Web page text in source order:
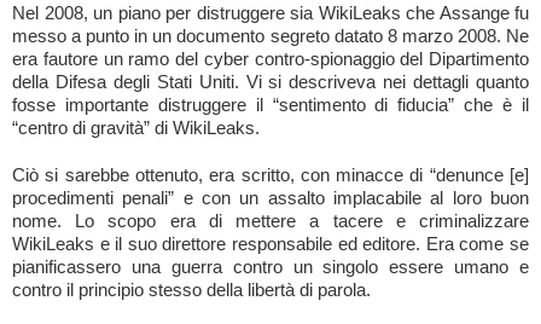
Nel 2008, un piano per distruggere sia WikiLeaks che Assange fu
messo a punto in un documento segreto datato 8 marzo 2008. Ne
era fautore un ramo del cyber contro-spionaggio del Dipartimento
della Difesa degli Stati Uniti. Vi si descriveva nei dettagli quanto
fosse importante distruggere il “sentimento di fiducia” che è il
“centro di gravità” di WikiLeaks.
Ciò si sarebbe ottenuto, era scritto, con minacce di “denunce [e]
procedimenti penali” e con un assalto implacabile al loro buon
nome. Lo scopo era di mettere a tacere e criminalizzare
WikiLeaks e il suo direttore responsabile ed editore. Era come se
pianificassero una guerra contro un singolo essere umano e
contro il principio stesso della libertà di parola.